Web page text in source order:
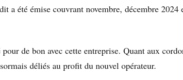
a été émise couvrant novembre, décembre 2024
de bon avec cette entreprise. Quant aux
déliés au profit du nouvel opérateur.